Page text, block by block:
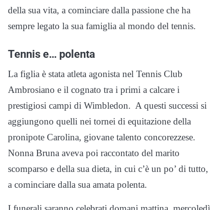
della sua vita, a cominciare dalla passione che ha
sempre legato la sua famiglia al mondo del tennis.
Tennis e… polenta
La figlia è stata atleta agonista nel Tennis Club
Ambrosiano e il cognato tra i primi a calcare i
prestigiosi campi di Wimbledon. A questi successi si
aggiungono quelli nei tornei di equitazione della
pronipote Carolina, giovane talento concorezzese.
Nonna Bruna aveva poi raccontato del marito
scomparso e della sua dieta, in cui c’è un po’ di tutto,
a cominciare dalla sua amata polenta.